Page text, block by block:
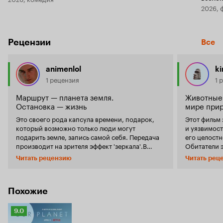
2026,
Рецензии Все
animenlol
1 рецензия
Маршрут — планета земля.
Остановка — жизнь
Это своего рода капсула времени, подарок,
который возможно только люди могут
подарить земле, запись самой себя. Передача
производит на зрителя эффект 'зеркала'.В
природе, в животных мы видим самих себя,
отчаяние, любовь, надежду, героев и злодеев.
Всё что трогает наши сердца, что пишем для
драмы которые существуют со времён начала
земли. Технологии важная часть этой передачи,
Читать рецензию
1
Животные
мире
Этот фильм
и
его
Обитатели
пищу,
всех
Читать
Похожие
Рейтинг
Кинопоиска
9.0